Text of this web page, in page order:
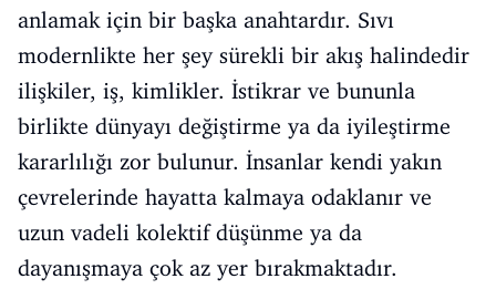
anlamak için bir başka anahtardır. Sıvı
modernlikte her şey sürekli bir akış halindedir
ilişkiler, iş, kimlikler. İstikrar ve bununla
birlikte dünyayı değiştirme ya da iyileştirme
kararlılığı zor bulunur. İnsanlar kendi yakın
çevrelerinde hayatta kalmaya odaklanır ve
uzun vadeli kolektif düşünme ya da
dayanışmaya çok az yer bırakmaktadır.